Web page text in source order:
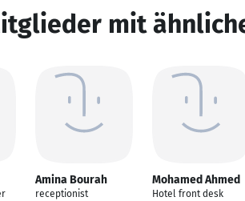
mit
Amina Bourah
receptionist
Mohamed Ahmed
Hotel front desk